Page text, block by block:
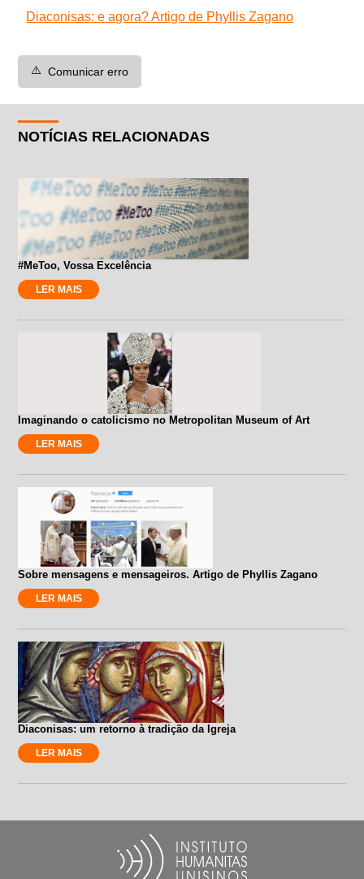
Diaconisas: e agora? Artigo de Phyllis Zagano
⚠️ Comunicar erro
NOTÍCIAS RELACIONADAS
#MeToo, Vossa Excelência
LER MAIS
Imaginando o catolicismo no Metropolitan Museum of Art
LER MAIS
Sobre mensagens e mensageiros. Artigo de Phyllis Zagano
LER MAIS
Diaconisas: um retorno à tradição da Igreja
LER MAIS